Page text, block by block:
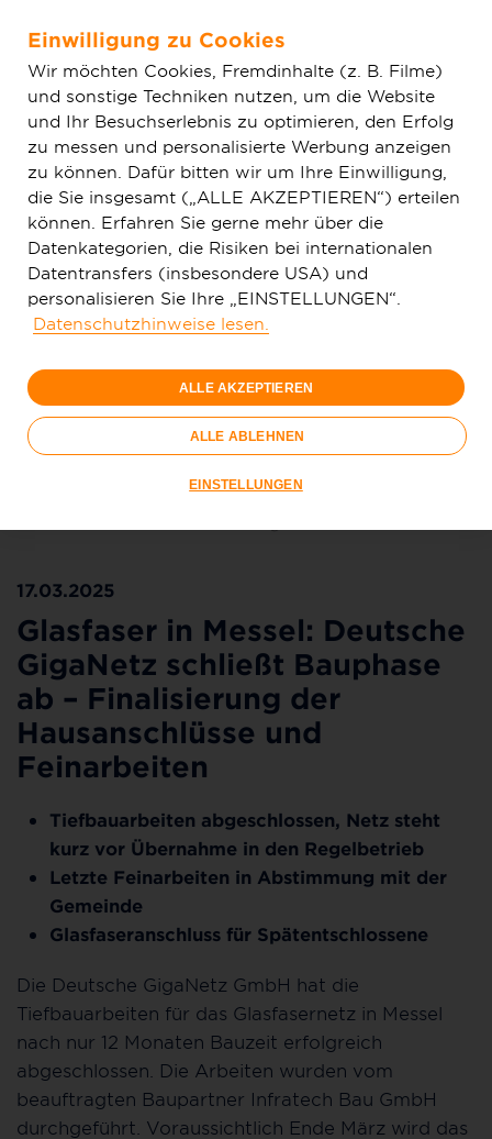
Zum Hauptinhalt springen
Aktuelles
Deutsche GigaNetz schließt Bauphase ab – Finalisierung der
Hausanschlüsse und Feinarbeiten
17.03.2025
Glasfaser in Messel: Deutsche
GigaNetz schließt Bauphase
ab – Finalisierung der
Hausanschlüsse und
Feinarbeiten
Tiefbauarbeiten abgeschlossen, Netz steht
kurz vor Übernahme in den Regelbetrieb
Letzte Feinarbeiten in Abstimmung mit der
Gemeinde
Glasfaseranschluss für Spätentschlossene
Die Deutsche GigaNetz GmbH hat die
Tiefbauarbeiten für das Glasfasernetz in Messel
nach nur 12 Monaten Bauzeit erfolgreich
abgeschlossen. Die Arbeiten wurden vom
beauftragten Baupartner Infratech Bau GmbH
durchgeführt. Voraussichtlich Ende März wird das
Einwilligung zu Cookies
Wir möchten Cookies, Fremdinhalte (z. B. Filme)
und sonstige Techniken nutzen, um die Website
und Ihr Besuchserlebnis zu optimieren, den Erfolg
zu messen und personalisierte Werbung anzeigen
zu können. Dafür bitten wir um Ihre Einwilligung,
die Sie insgesamt („ALLE AKZEPTIEREN“) erteilen
können. Erfahren Sie gerne mehr über die
Datenkategorien, die Risiken bei internationalen
Datentransfers (insbesondere USA) und
personalisieren Sie Ihre „EINSTELLUNGEN“.
Datenschutzhinweise lesen.
ALLE AKZEPTIEREN
ALLE ABLEHNEN
EINSTELLUNGEN